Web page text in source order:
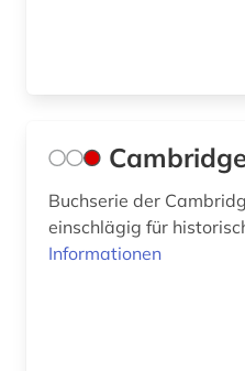
Buchserie der
einschlägig für
Informationen